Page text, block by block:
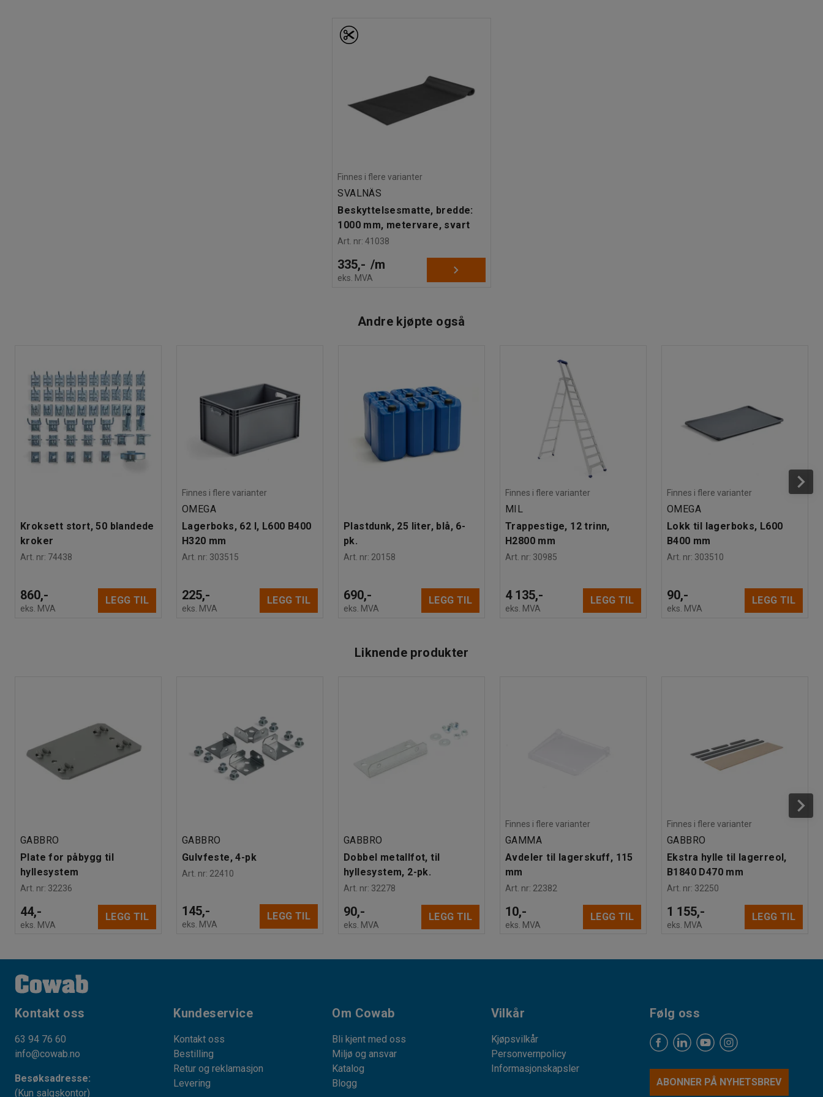
Finnes i flere varianter
SVALNÄS
Beskyttelsesmatte, bredde:
1000 mm, metervare, svart
Art. nr:41038
335,- /m
eks. MVA
Andre kjøpte også
Kroksett stort, 50 blandede
kroker
Art. nr: 74438
860,-
eks. MVA
LEGG TIL
Finnes i flere varianter
OMEGA
Lagerboks, 62 l, L600 B400
H320 mm
Art. nr: 303515
225,-
eks. MVA
LEGG TIL
Plastdunk, 25 liter, blå, 6-
pk.
Art. nr: 20158
690,-
eks. MVA
LEGG TIL
Finnes i flere varianter
MIL
Trappestige, 12 trinn,
H2800 mm
Art. nr: 30985
4 135,-
eks. MVA
LEGG TIL
Finnes i flere varianter
OMEGA
Lokk til lagerboks, L600
B400 mm
Art. nr: 303510
90,-
eks. MVA
LEGG TIL
Liknende produkter
GABBRO
Plate for påbygg til
hyllesystem
Art. nr: 32236
44,-
eks. MVA
LEGG TIL
GABBRO
Gulvfeste, 4-pk
Art. nr: 22410
145,-
eks. MVA
LEGG TIL
GABBRO
Dobbel metallfot, til
hyllesystem, 2-pk.
Art. nr: 32278
90,-
eks. MVA
LEGG TIL
Finnes i flere varianter
GAMMA
Avdeler til lagerskuff, 115
mm
Art. nr: 22382
10,-
eks. MVA
LEGG TIL
Finnes i flere varianter
GABBRO
Ekstra hylle til lagerreol,
B1840 D470 mm
Art. nr: 32250
1 155,-
eks. MVA
LEGG TIL
Kontakt oss
63 94 76 60
info@cowab.no
Besøksadresse:
(Kun salgskontor)
Kundeservice
Kontakt oss
Bestilling
Retur og reklamasjon
Levering
Om Cowab
Bli kjent med oss
Miljø og ansvar
Katalog
Blogg
Vilkår
Kjøpsvilkår
Personvernpolicy
Informasjonskapsler
Følg oss
ABONNER PÅ NYHETSBREV